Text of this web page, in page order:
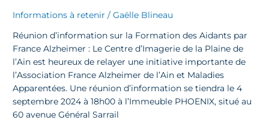
Informations à retenir /Gaëlle Blineau
Réunion d’information sur la Formation des Aidants par
France Alzheimer : Le Centre d’Imagerie de la Plaine de
l’Ain est heureux de relayer une initiative importante de
l’Association France Alzheimer de l’Ain et Maladies
Apparentées. Une réunion d’information se tiendra le 4
septembre 2024 à 18h00 à l’Immeuble PHOENIX, situé au
60 avenue Général Sarrail